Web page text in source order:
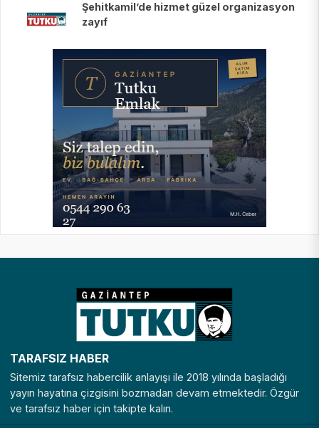
Şehitkamil’de hizmet güzel organizasyon
zayıf
TARAFSIZ HABER
Sitemiz tarafsız habercilik anlayışı ile 2018 yılında başladığı
yayın hayatına çizgisini bozmadan devam etmektedir. Özgür
ve tarafsız haber için takipte kalın.